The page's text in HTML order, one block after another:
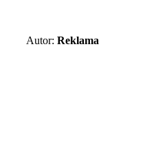
Autor: Reklama